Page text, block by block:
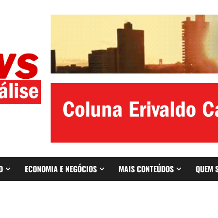
ECONOMIA E NEGÓCIOS MAIS CONTEÚDOS QUEM